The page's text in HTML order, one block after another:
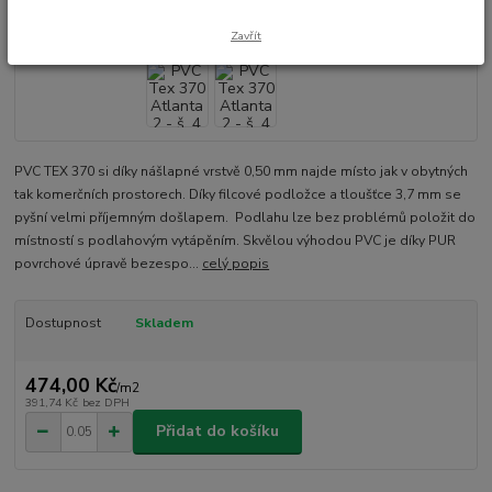
PVC TEX 370 si díky nášlapné vrstvě 0,50 mm najde místo jak v obytných
tak komerčních prostorech. Díky filcové podložce a tloušťce 3,7 mm se
pyšní velmi příjemným došlapem. Podlahu lze bez problémů položit do
místností s podlahovým vytápěním. Skvělou výhodou PVC je díky PUR
povrchové úpravě bezespo... celý popis
Dostupnost Skladem
474,00 Kč/m2
391,74 Kč bez DPH
Přidat do košíku
Zavřít